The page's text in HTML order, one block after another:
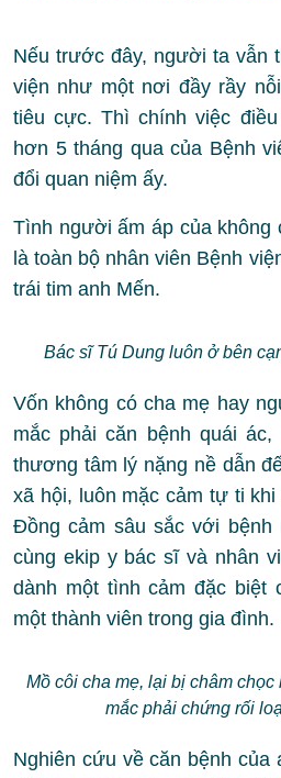
Nếu trước đây, người ta vẫn
viện như một nơi đầy rầy
tiêu cực. Thì chính việc
hơn 5 tháng qua của Bệnh
đổi quan niệm ấy.
Tình người ấm áp của không
là toàn bộ nhân viên Bệnh
trái tim anh Mến.
Bác sĩ Tú Dung luôn ở bên
Vốn không có cha mẹ hay
mắc phải căn bệnh quái
thương tâm lý nặng nề dẫn
xã hội, luôn mặc cảm tự ti
Đồng cảm sâu sắc với bệnh
cùng ekip y bác sĩ và nhân
dành một tình cảm đặc biệt
một thành viên trong gia đình.
Mồ côi cha mẹ, lại bị châm
mắc phải chứng rối
Nghiên cứu về căn bệnh của